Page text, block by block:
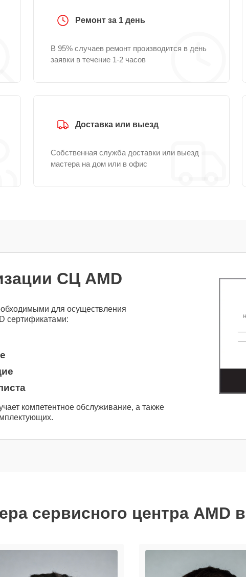
Ремонт за 1 день
В 95% случаев ремонт производится в день
заявки в течение 1-2 часов
Доставка или выезд
Собственная служба доставки или выезд
мастера на дом или в офис
СЦ AMD
для осуществления
сертификатами:
компетентное обслуживание, а также
сервисного центра AMD